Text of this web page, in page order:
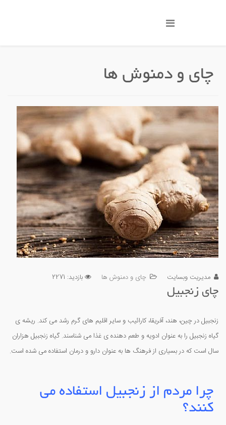
چای و دمنوش ها
مدیریت وبسایت چای و دمنوش ها بازدید: 2271
چای زنجبیل
زنجبیل در چین، هند، آفریقا، کارائیب و سایر اقلیم های گرم رشد می کند. ریشه ی
گیاه زنجبیل را به عنوان ادویه و طعم دهنده ی غذا می شناسند. گیاه زنجبیل هزاران
سال است که در بسیاری از فرهنگ ها به عنوان دارو و درمان استفاده می شده است.
چرا مردم از زنجبیل استفاده می
کنند؟